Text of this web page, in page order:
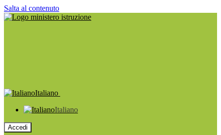
Salta al contenuto
Italiano
Italiano
Accedi